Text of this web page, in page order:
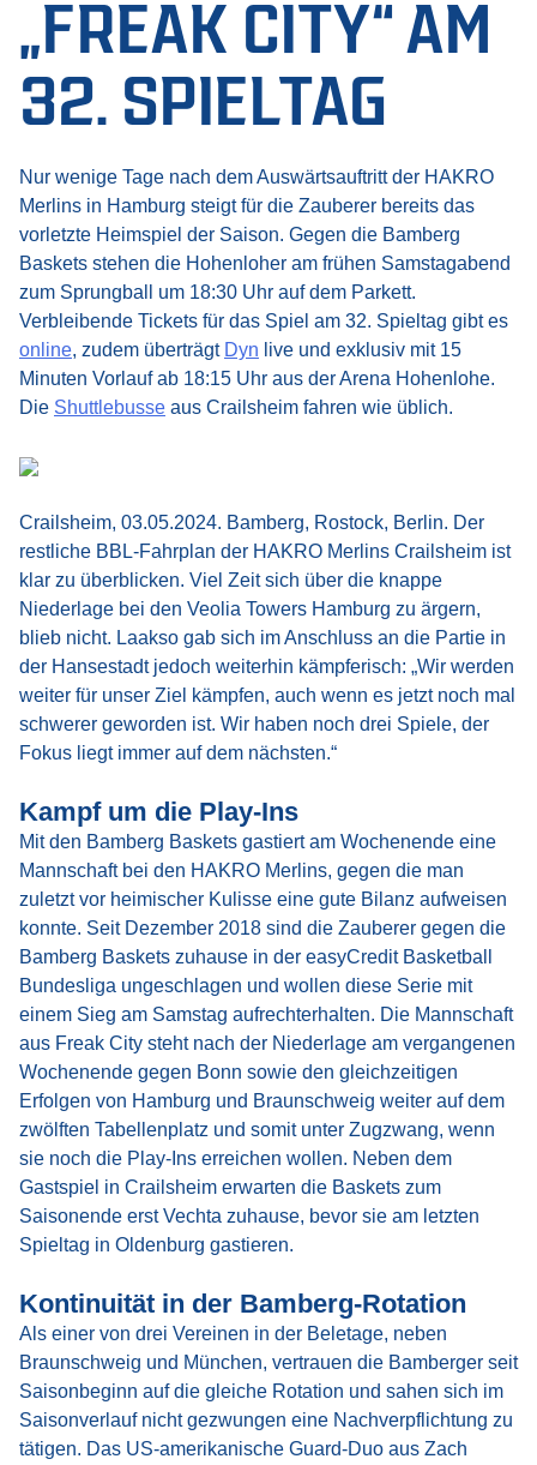
„FREAK CITY“ AM
32. SPIELTAG
Nur wenige Tage nach dem Auswärtsauftritt der HAKRO
Merlins in Hamburg steigt für die Zauberer bereits das
vorletzte Heimspiel der Saison. Gegen die Bamberg
Baskets stehen die Hohenloher am frühen Samstagabend
zum Sprungball um 18:30 Uhr auf dem Parkett.
Verbleibende Tickets für das Spiel am 32. Spieltag gibt es
online, zudem überträgt Dyn live und exklusiv mit 15
Minuten Vorlauf ab 18:15 Uhr aus der Arena Hohenlohe.
Die Shuttlebusse aus Crailsheim fahren wie üblich.
Crailsheim, 03.05.2024. Bamberg, Rostock, Berlin. Der
restliche BBL-Fahrplan der HAKRO Merlins Crailsheim ist
klar zu überblicken. Viel Zeit sich über die knappe
Niederlage bei den Veolia Towers Hamburg zu ärgern,
blieb nicht. Laakso gab sich im Anschluss an die Partie in
der Hansestadt jedoch weiterhin kämpferisch: „Wir werden
weiter für unser Ziel kämpfen, auch wenn es jetzt noch mal
schwerer geworden ist. Wir haben noch drei Spiele, der
Fokus liegt immer auf dem nächsten.“
Kampf um die Play-Ins
Mit den Bamberg Baskets gastiert am Wochenende eine
Mannschaft bei den HAKRO Merlins, gegen die man
zuletzt vor heimischer Kulisse eine gute Bilanz aufweisen
konnte. Seit Dezember 2018 sind die Zauberer gegen die
Bamberg Baskets zuhause in der easyCredit Basketball
Bundesliga ungeschlagen und wollen diese Serie mit
einem Sieg am Samstag aufrechterhalten. Die Mannschaft
aus Freak City steht nach der Niederlage am vergangenen
Wochenende gegen Bonn sowie den gleichzeitigen
Erfolgen von Hamburg und Braunschweig weiter auf dem
zwölften Tabellenplatz und somit unter Zugzwang, wenn
sie noch die Play-Ins erreichen wollen. Neben dem
Gastspiel in Crailsheim erwarten die Baskets zum
Saisonende erst Vechta zuhause, bevor sie am letzten
Spieltag in Oldenburg gastieren.
Kontinuität in der Bamberg-Rotation
Als einer von drei Vereinen in der Beletage, neben
Braunschweig und München, vertrauen die Bamberger seit
Saisonbeginn auf die gleiche Rotation und sahen sich im
Saisonverlauf nicht gezwungen eine Nachverpflichtung zu
tätigen. Das US-amerikanische Guard-Duo aus Zach